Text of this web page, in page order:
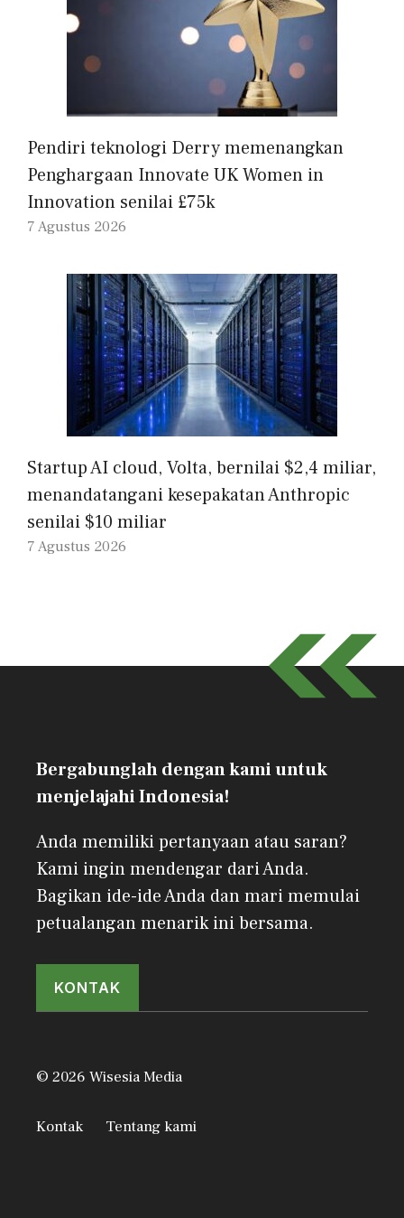
Pendiri teknologi Derry memenangkan
Penghargaan Innovate UK Women in
Innovation senilai £75k
7 Agustus 2026
Startup AI cloud, Volta, bernilai $2,4 miliar,
menandatangani kesepakatan Anthropic
senilai $10 miliar
7 Agustus 2026
Bergabunglah dengan kami untuk
menjelajahi Indonesia!
Anda memiliki pertanyaan atau saran?
Kami ingin mendengar dari Anda.
Bagikan ide-ide Anda dan mari memulai
petualangan menarik ini bersama.
KONTAK
© 2026 Wisesia Media
Kontak Tentang kami